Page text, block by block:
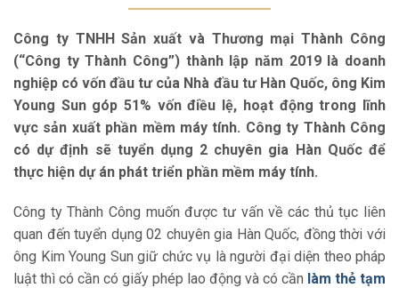
Công ty TNHH Sản xuất và Thương mại Thành Công
(“Công ty Thành Công”) thành lập năm 2019 là doanh
nghiệp có vốn đầu tư của Nhà đầu tư Hàn Quốc, ông Kim
Young Sun góp 51% vốn điều lệ, hoạt động trong lĩnh
vực sản xuất phần mềm máy tính. Công ty Thành Công
có dự định sẽ tuyển dụng 2 chuyên gia Hàn Quốc để
thực hiện dự án phát triển phần mềm máy tính.
Công ty Thành Công muốn được tư vấn về các thủ tục liên
quan đến tuyển dụng 02 chuyên gia Hàn Quốc, đồng thời với
ông Kim Young Sun giữ chức vụ là người đại diện theo pháp
luật thì có cần có giấy phép lao động và có cần làm thẻ tạm